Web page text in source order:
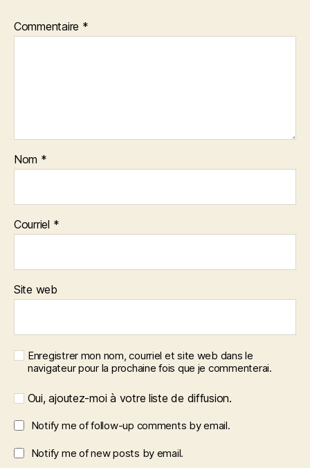
Commentaire *
Nom *
Courriel *
Site web
Enregistrer mon nom, courriel et site web dans le
navigateur pour la prochaine fois que je commenterai.
Oui, ajoutez-moi à votre liste de diffusion.
Notify me of follow-up comments by email.
Notify me of new posts by email.